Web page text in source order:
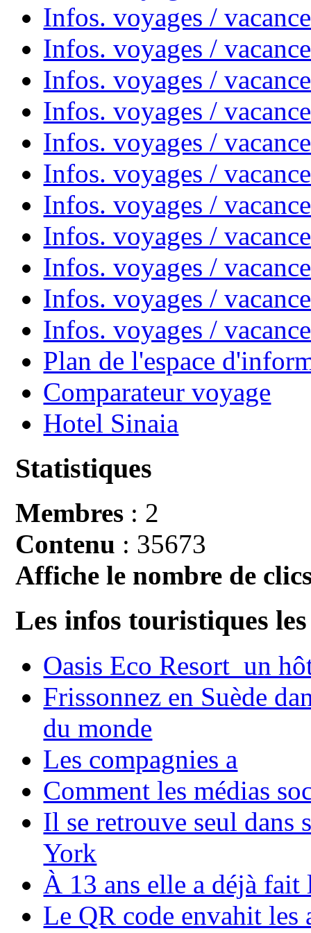
Infos. voyages /
Infos. voyages /
Infos. voyages /
Infos. voyages /
Infos. voyages /
Infos. voyages /
Infos. voyages /
Infos. voyages /
Infos. voyages /
Infos. voyages /
Infos. voyages /
Plan de l'espace
Comparateur voyage
Hotel Sinaia
Statistiques
Membres : 2
Contenu : 35673
Affiche le nombre de
Les infos touristiques
Oasis Eco Resort un
Frissonnez en Suède
du monde
Les compagnies a
Comment les médias
Il se retrouve seul dans
York
À 13 ans elle a déjà
Le QR code envahit les